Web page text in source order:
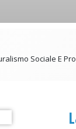
Sociale E